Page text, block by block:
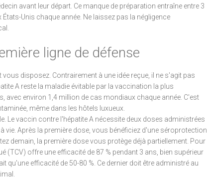
avant leur départ. Ce manque de préparation entraîne entre 3
Unis chaque année. Ne laissez pas la négligence
ligne de défense
disposez. Contrairement à une idée reçue, il ne s'agit pas
A reste la maladie évitable par la vaccination la plus
avec environ 1,4 million de cas mondiaux chaque année. C'est
même dans les hôtels luxueux.
Le vaccin contre l'hépatite A nécessite deux doses administrées
vie. Après la première dose, vous bénéficiez d'une séroprotection
demain, la première dose vous protège déjà partiellement. Pour
(TCV) offre une efficacité de 87 % pendant 3 ans, bien supérieur
qu'une efficacité de 50-80 %. Ce dernier doit être administré au